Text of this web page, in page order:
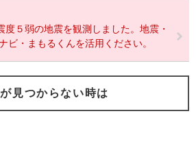
５弱の地震を観測しました。地震・
ビ・まもるくんを活用ください。
見つからない時は